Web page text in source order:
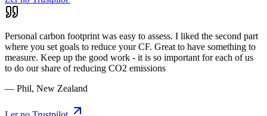
Personal carbon footprint was easy to assess. I liked the second part
where you set goals to reduce your CF. Great to have something to
measure. Keep up the good work - it is so important for each of us
to do our share of reducing CO2 emissions
— Phil, New Zealand